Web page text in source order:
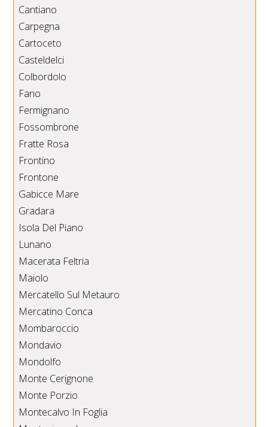
Cantiano
Carpegna
Cartoceto
Casteldelci
Colbordolo
Fano
Fermignano
Fossombrone
Fratte Rosa
Frontino
Frontone
Gabicce Mare
Gradara
Isola Del Piano
Lunano
Macerata Feltria
Maiolo
Mercatello Sul Metauro
Mercatino Conca
Mombaroccio
Mondavio
Mondolfo
Monte Cerignone
Monte Porzio
Montecalvo In Foglia